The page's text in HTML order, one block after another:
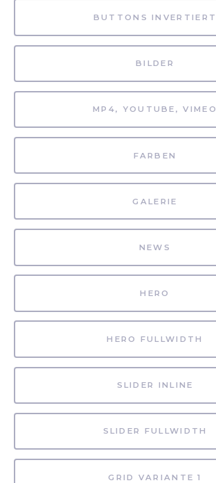
BUTTONS INVERTIERT
BILDER
MP4, YOUTUBE, VIMEO
FARBEN
GALERIE
NEWS
HERO
HERO FULLWIDTH
SLIDER INLINE
SLIDER FULLWIDTH
GRID VARIANTE 1